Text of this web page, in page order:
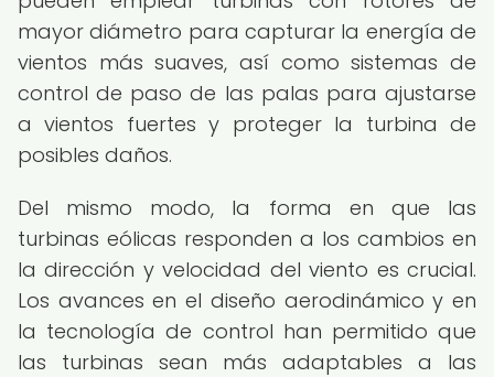
mayor diámetro para capturar la energía de
vientos más suaves, así como sistemas de
control de paso de las palas para ajustarse
a vientos fuertes y proteger la turbina de
posibles daños.
Del mismo modo, la forma en que las
turbinas eólicas responden a los cambios en
la dirección y velocidad del viento es crucial.
Los avances en el diseño aerodinámico y en
la tecnología de control han permitido que
las turbinas sean más adaptables a las